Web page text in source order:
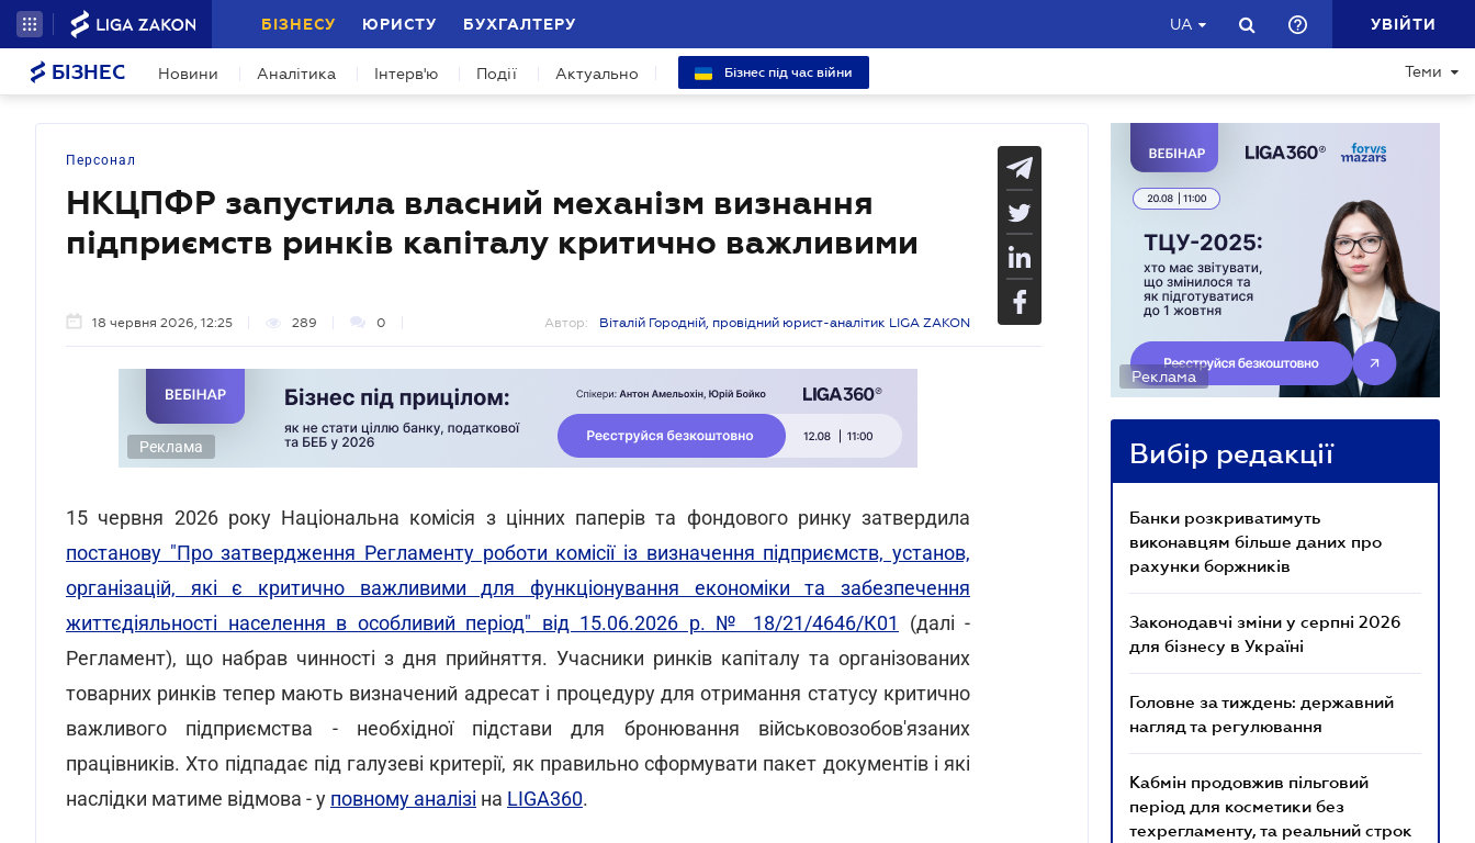
БІЗНЕСУ ЮРИСТУ БУХГАЛТЕРУ UA УВІЙТИ
БІЗНЕС Новини Аналітика Інтерв'ю Події Актуально Бізнес під час війни Теми
Персонал
НКЦПФР запустила власний механізм визнання
підприємств ринків капіталу критично важливими
18 червня 2026, 12:25 289 0 Автор: Віталій Городній, провідний юрист-аналітик LIGA ZAKON
Реклама
15 червня 2026 року Національна комісія з цінних паперів та фондового ринку затвердила
постанову "Про затвердження Регламенту роботи комісії із визначення підприємств, установ,
організацій, які є критично важливими для функціонування економіки та забезпечення
життєдіяльності населення в особливий період" від 15.06.2026 р. № 18/21/4646/К01
(далі -
Регламент), що набрав чинності з дня прийняття. Учасники ринків капіталу та організованих
товарних ринків тепер мають визначений адресат і процедуру для отримання статусу критично
важливого підприємства - необхідної підстави для бронювання військовозобов'язаних
працівників. Хто підпадає під галузеві критерії, як правильно сформувати пакет документів і які
наслідки матиме відмова - у повному аналізі на LIGA360.
Реклама
Вибір редакції
Банки розкриватимуть
виконавцям більше даних про
рахунки боржників
Законодавчі зміни у серпні 2026
для бізнесу в Україні
Головне за тиждень: державний
нагляд та регулювання
Кабмін продовжив пільговий
період для косметики без
техрегламенту, та реальний строк